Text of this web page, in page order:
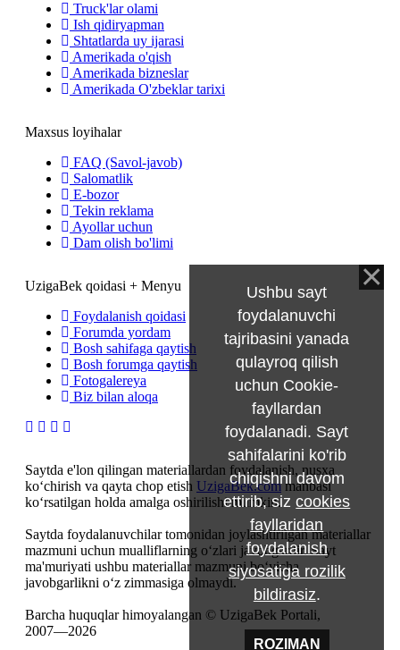
Truck'lar olami
Ish qidiryapman
Shtatlarda uy ijarasi
Amerikada o'qish
Amerikada bizneslar
Amerikada O'zbeklar tarixi
Maxsus loyihalar
FAQ (Savol-javob)
Salomatlik
E-bozor
Tekin reklama
Ayollar uchun
Dam olish bo'limi
UzigaBek qoidasi + Menyu
Foydalanish qoidasi
Forumda yordam
Bosh sahifaga qaytish
Bosh forumga qaytish
Fotogalereya
Biz bilan aloqa
Saytda e'lon qilingan materiallardan foydalanish, nusxa
ko‘chirish va qayta chop etish UzigaBek.commanbasi
ko‘rsatilgan holda amalga oshirilishi mumkin.
Saytda foydalanuvchilar tomonidan joylashtirilgan materiallar
mazmuni uchun mualliflarning o‘zlari javobgardir. Sayt
ma'muriyati ushbu materiallar mazmuni bo‘yicha
javobgarlikni o‘z zimmasiga olmaydi.
Barcha huquqlar himoyalangan © UzigaBek Portali,
2007—2026
Ushbu sayt
foydalanuvchi
tajribasini yanada
qulayroq qilish
uchun Cookie-
fayllardan
foydalanadi. Sayt
sahifalarini ko'rib
chiqishni davom
ettirib, sizcookies
fayllaridan
foydalanish
siyosatiga rozilik
bildirasiz.
ROZIMAN